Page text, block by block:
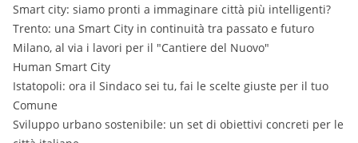
Smart city: siamo pronti a immaginare città più intelligenti?
Trento: una Smart City in continuità tra passato e futuro
Milano, al via i lavori per il "Cantiere del Nuovo"
Human Smart City
Istatopoli: ora il Sindaco sei tu, fai le scelte giuste per il tuo
Comune
Sviluppo urbano sostenibile: un set di obiettivi concreti per le